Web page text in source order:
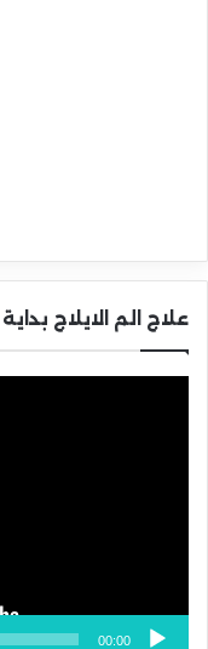
علاج الم الايلاج
00:00